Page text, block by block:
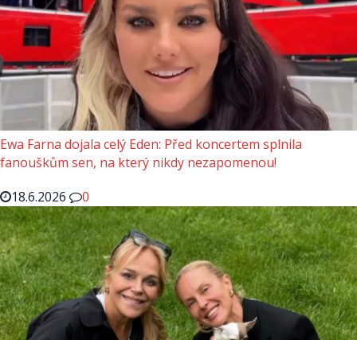
Ewa Farna dojala celý Eden: Před koncertem splnila
fanouškům sen, na který nikdy nezapomenou!
18.6.2026
0